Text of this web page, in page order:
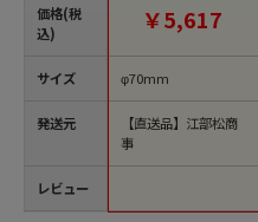
価格(税
込)
サイズ
発送元
レビュー
￥5,617
φ70mm
【直送品】江部松商
事